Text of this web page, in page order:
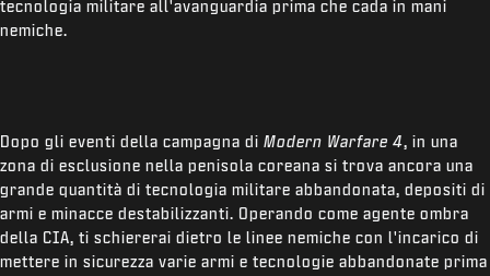
tecnologia militare all'avanguardia prima che cada in mani
nemiche.
Dopo gli eventi della campagna di Modern Warfare 4, in una
zona di esclusione nella penisola coreana si trova ancora una
grande quantità di tecnologia militare abbandonata, depositi di
armi e minacce destabilizzanti. Operando come agente ombra
della CIA, ti schiererai dietro le linee nemiche con l'incarico di
mettere in sicurezza varie armi e tecnologie abbandonate prima